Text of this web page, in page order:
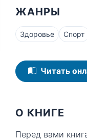
ЖАНРЫ
Здоровье Спорт
Читать
О КНИГЕ
Перед вами